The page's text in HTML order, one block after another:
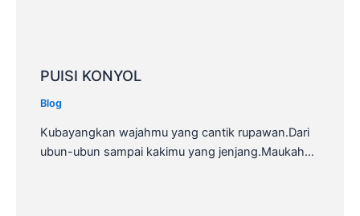
PUISI KONYOL
Blog
Kubayangkan wajahmu yang cantik rupawan.Dari
ubun-ubun sampai kakimu yang jenjang.Maukah…